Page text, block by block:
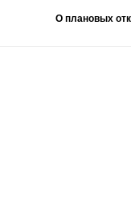
О плановых